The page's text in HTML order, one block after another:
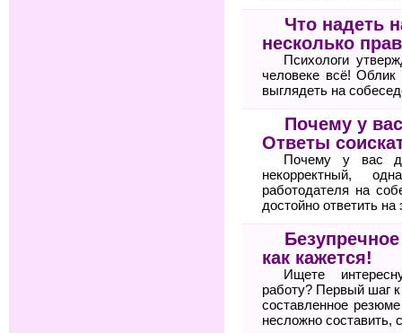
Что надеть
несколько
Психологи
человеке всё!
выглядеть на
Почему у
Ответы
Почему у вас
некорректный,
работодателя на
достойно ответить на
как кажется!
Ищете
работу? Первый шаг
составленное
несложно составить,